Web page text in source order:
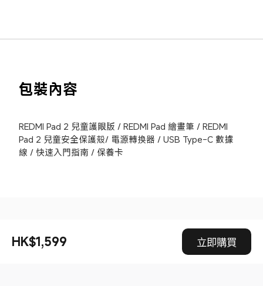
HK$1,599 立即購買
包裝內容
REDMI Pad 2 兒童護眼版 / REDMI Pad 繪畫筆 / REDMI
Pad 2 兒童安全保護殼/ 電源轉換器 / USB Type-C 數據
線 / 快速入門指南 / 保養卡